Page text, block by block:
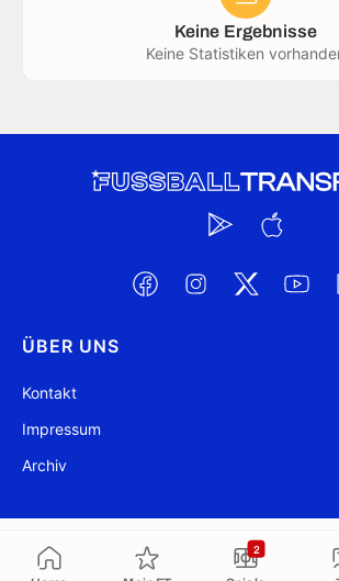
2
Keine Ergebnisse
Keine Statistiken
ÜBER UNS
Kontakt
Impressum
Archiv
@ FussballTransfers.com 2009-2026